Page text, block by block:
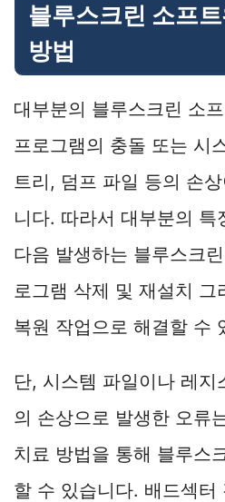
블루스크린 소프
방법
대부분의 블루스크린 소
프로그램의 충돌 또는 시
트리, 덤프 파일 등의 손
니다. 따라서 대부분의
다음 발생하는 블루스크
로그램 삭제 및 재설치 그
복원 작업으로 해결할 수
단, 시스템 파일이나 레지
의 손상으로 발생한 오류
치료 방법을 통해 블루스
할 수 있습니다. 배드섹터